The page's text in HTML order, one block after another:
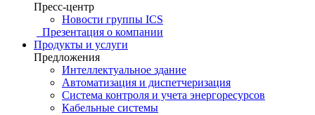
Пресс-центр
Новости группы ICS
Презентация о компании
Продукты и услуги
Предложения
Интеллектуальное здание
Автоматизация и диспетчеризация
Система контроля и учета энергоресурсов
Кабельные системы